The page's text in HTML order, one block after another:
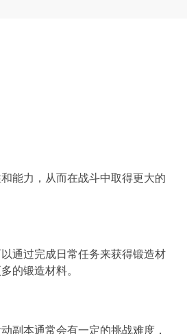
能力，从而在战斗中取得更大的
通过完成日常任务来获得锻造材
的锻造材料。
副本通常会有一定的挑战难度，